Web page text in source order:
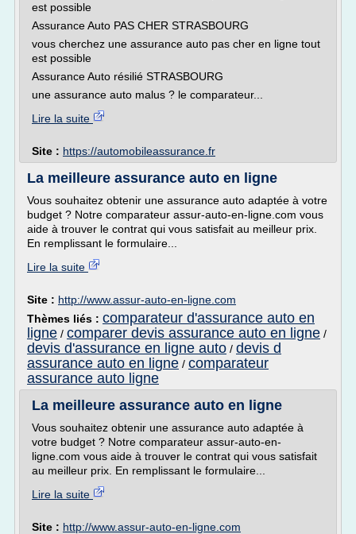
est possible
Assurance Auto PAS CHER STRASBOURG
vous cherchez une assurance auto pas cher en ligne tout
est possible
Assurance Auto résilié STRASBOURG
une assurance auto malus ? le comparateur...
Lire la suite
Site : https://automobileassurance.fr
La meilleure assurance auto en ligne
Vous souhaitez obtenir une assurance auto adaptée à votre
budget ? Notre comparateur assur-auto-en-ligne.com vous
aide à trouver le contrat qui vous satisfait au meilleur prix.
En remplissant le formulaire...
Lire la suite
Site : http://www.assur-auto-en-ligne.com
Thèmes liés : comparateur d'assurance auto en
ligne / comparer devis assurance auto en ligne /
devis d'assurance en ligne auto / devis d
assurance auto en ligne / comparateur
assurance auto ligne
La meilleure assurance auto en ligne
Vous souhaitez obtenir une assurance auto adaptée à
votre budget ? Notre comparateur assur-auto-en-
ligne.com vous aide à trouver le contrat qui vous satisfait
au meilleur prix. En remplissant le formulaire...
Lire la suite
Site : http://www.assur-auto-en-ligne.com